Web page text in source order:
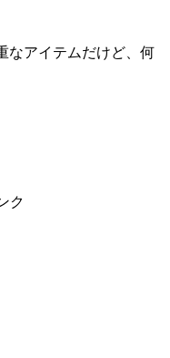
なアイテムだけど、何
ク